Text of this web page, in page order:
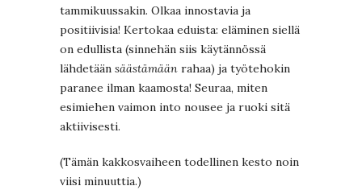
tammikuussakin. Olkaa innostavia ja
positiivisia! Kertokaa eduista: eläminen siellä
on edullista (sinnehän siis käytännössä
lähdetään säästämään rahaa) ja työtehokin
paranee ilman kaamosta! Seuraa, miten
esimiehen vaimon into nousee ja ruoki sitä
aktiivisesti.
(Tämän kakkosvaiheen todellinen kesto noin
viisi minuuttia.)